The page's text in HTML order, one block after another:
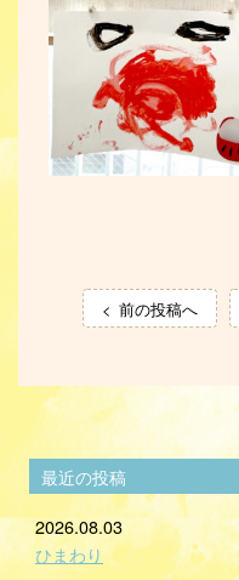
前の投稿へ
最近の投稿
2026.08.03
ひまわり